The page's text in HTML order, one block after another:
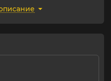
растяжения
давление и
Ребристая
удовольствие при